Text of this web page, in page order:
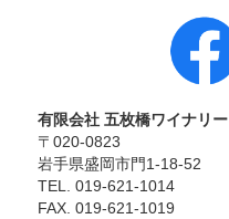
有限会社 五枚橋ワイナリー
〒020-0823
岩手県盛岡市門1-18-52
TEL. 019-621-1014
FAX. 019-621-1019